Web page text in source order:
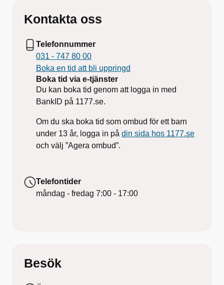
Kontakta oss
Telefonnummer
031 - 747 80 00
Boka en tid att bli uppringd
Boka tid via e-tjänster
Du kan boka tid genom att logga in med
BankID på 1177.se.
Om du ska boka tid som ombud för ett barn
under 13 år, logga in på din sida hos 1177.se
och välj ”Agera ombud”.
Telefontider
måndag - fredag 7:00 - 17:00
Besök